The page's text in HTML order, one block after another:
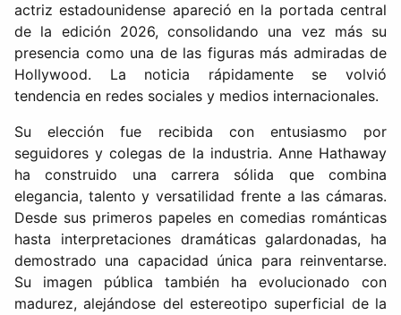
actriz estadounidense apareció en la portada central
de la edición 2026, consolidando una vez más su
presencia como una de las figuras más admiradas de
Hollywood. La noticia rápidamente se volvió
tendencia en redes sociales y medios internacionales.
Su elección fue recibida con entusiasmo por
seguidores y colegas de la industria. Anne Hathaway
ha construido una carrera sólida que combina
elegancia, talento y versatilidad frente a las cámaras.
Desde sus primeros papeles en comedias románticas
hasta interpretaciones dramáticas galardonadas, ha
demostrado una capacidad única para reinventarse.
Su imagen pública también ha evolucionado con
madurez, alejándose del estereotipo superficial de la